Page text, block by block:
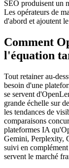
SEO produisent un
Les opérateurs de
d'abord et ajoutent
Comment
l'équation
Tout retainer au-
besoin d'une
se servent
grande échelle sur
les tendances de
comparaisons
plateformes IA
Gemini, Perplexity,
suivi en
servent le marché